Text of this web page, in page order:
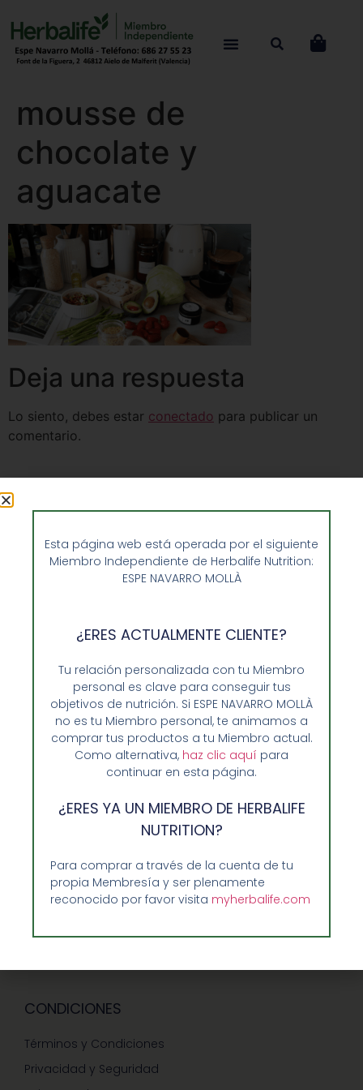
mousse de
chocolate y
aguacate
Deja una respuesta
Lo siento, debes estar conectado para publicar un
comentario.
Opiniones de Clientes
Sobre Nosotros y Herbalife
Ventajas de Comprar en Enformaherbal.com
GUIA RAPIDA Y AYUDA
Guía de Compra
Precios-Envíos-Formas de Pago
Contáctenos
CONDICIONES
Términos y Condiciones
Privacidad y Seguridad
Esta página web está operada por el siguiente
Miembro Independiente de Herbalife Nutrition:
ESPE NAVARRO MOLLÀ
¿ERES ACTUALMENTE CLIENTE?
Tu relación personalizada con tu Miembro
personal es clave para conseguir tus
objetivos de nutrición. Si ESPE NAVARRO MOLLÀ
no es tu Miembro personal, te animamos a
comprar tus productos a tu Miembro actual.
Como alternativa, haz clic aquí para
continuar en esta página.
¿ERES YA UN MIEMBRO DE HERBALIFE
NUTRITION?
Para comprar a través de la cuenta de tu
propia Membresía y ser plenamente
reconocido por favor visita myherbalife.com